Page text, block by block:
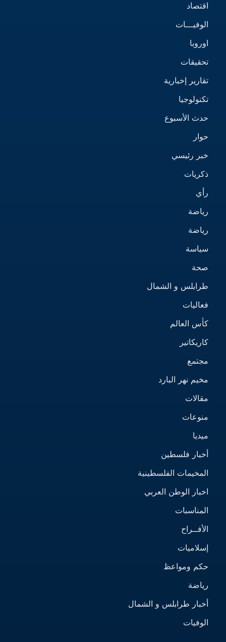
اقتصاد
الوفيـــات
اوروبا
تحقيقات
تقارير إخبارية
تكنولوجيا
حدث الأسبوع
حوار
خبر رئيسي
ذكريات
رأي
رياضة
رياضة
سياسة
صحة
طرابلس و الشمال
فعاليات
كأس العالم
كاريكاتير
مجتمع
مخيم نهر البارد
مقالات
منوعات
ميديا
أخبار فلسطين
المخيمات الفلسطينية
اخبار الوطن العربي
المناسبات
الأفــراح
إسلاميات
حكم ومواعظ
رياضة
أخبار طرابلس و الشمال
الوفيات